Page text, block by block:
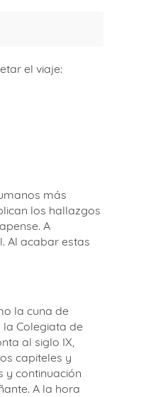
el viaje:
más
los hallazgos
A
Al acabar estas
la cuna de
Colegiata de
al siglo IX,
capiteles y
y continuación
A la hora